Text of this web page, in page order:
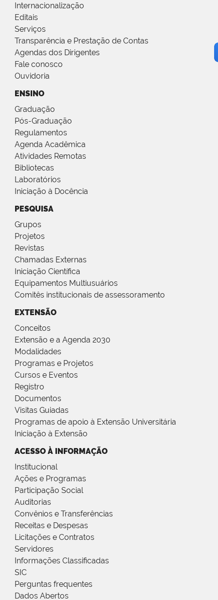
Internacionalização
Editais
Serviços
Transparência e Prestação de Contas
Agendas dos Dirigentes
Fale conosco
Ouvidoria
ENSINO
Graduação
Pós-Graduação
Regulamentos
Agenda Acadêmica
Atividades Remotas
Bibliotecas
Laboratórios
Iniciação à Docência
PESQUISA
Grupos
Projetos
Revistas
Chamadas Externas
Iniciação Científica
Equipamentos Multiusuários
Comitês institucionais de assessoramento
EXTENSÃO
Conceitos
Extensão e a Agenda 2030
Modalidades
Programas e Projetos
Cursos e Eventos
Registro
Documentos
Visitas Guiadas
Programas de apoio à Extensão Universitária
Iniciação à Extensão
ACESSO À INFORMAÇÃO
Institucional
Ações e Programas
Participação Social
Auditorias
Convênios e Transferências
Receitas e Despesas
Licitações e Contratos
Servidores
Informações Classificadas
SIC
Perguntas frequentes
Dados Abertos